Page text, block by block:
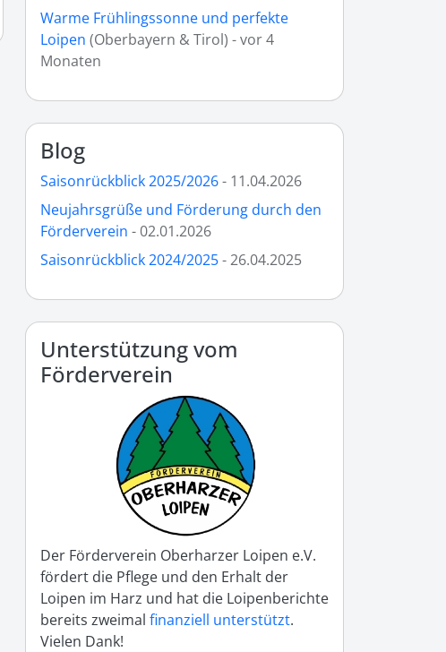
Warme Frühlingssonne und perfekte
Loipen (Oberbayern & Tirol) - vor 4
Monaten
Blog
Saisonrückblick 2025/2026- 11.04.2026
Neujahrsgrüße und Förderung durch den
Förderverein - 02.01.2026
Saisonrückblick 2024/2025- 26.04.2025
Unterstützung vom
Förderverein
Der Förderverein Oberharzer Loipen e.V.
fördert die Pflege und den Erhalt der
Loipen im Harz und hat die Loipenberichte
bereits zweimal finanziell unterstützt.
Vielen Dank!